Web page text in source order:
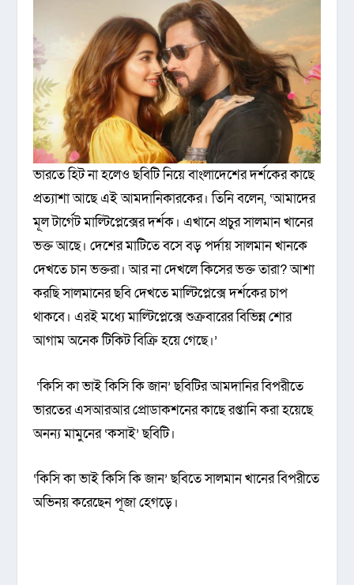
ভারতে হিট না হলেও ছবিটি নিয়ে বাংলাদেশের দর্শকের কাছে
প্রত্যাশা আছে এই আমদানিকারকের। তিনি বলেন, ‘আমাদের
মূল টার্গেট মাল্টিপ্লেক্সের দর্শক। এখানে প্রচুর সালমান খানের
ভক্ত আছে। দেশের মাটিতে বসে বড় পর্দায় সালমান খানকে
দেখতে চান ভক্তরা। আর না দেখলে কিসের ভক্ত তারা? আশা
করছি সালমানের ছবি দেখতে মাল্টিপ্লেক্সে দর্শকের চাপ
থাকবে। এরই মধ্যে মাল্টিপ্লেক্সে শুক্রবারের বিভিন্ন শোর
আগাম অনেক টিকিট বিক্রি হয়ে গেছে।’
‘কিসি কা ভাই কিসি কি জান’ ছবিটির আমদানির বিপরীতে
ভারতের এসআরআর প্রোডাকশনের কাছে রপ্তানি করা হয়েছে
অনন্য মামুনের ‘কসাই’ ছবিটি।
‘কিসি কা ভাই কিসি কি জান’ ছবিতে সালমান খানের বিপরীতে
অভিনয় করেছেন পূজা হেগড়ে।